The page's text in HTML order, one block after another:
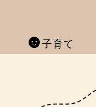
子育て